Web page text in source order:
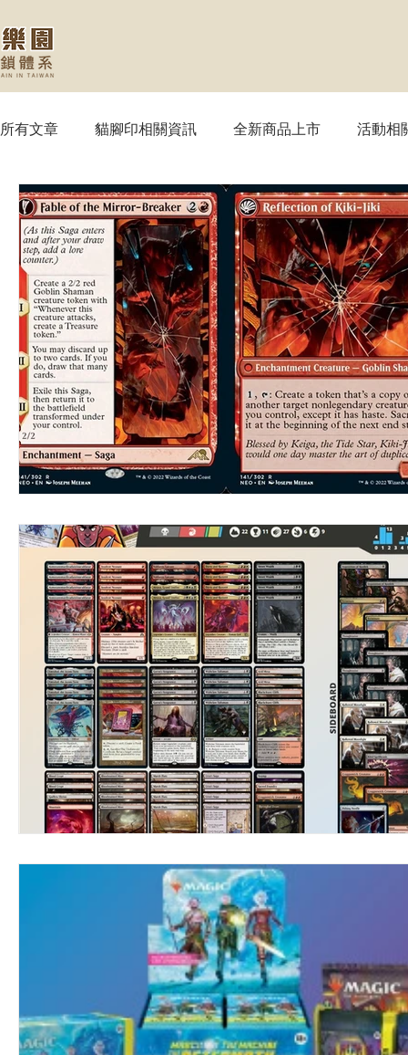
所有文章 貓腳印相關資訊 全新商品上市 活動相
【MTG】魔法風雲會 【PTCG】寶可夢 【WS
【SVE】闇影詩章 【WIXOSS】戰鬥少女 【VG
【OPTCG】航海王 【UA】UNION ARENA 【
【BS】Battle Spirits 【OSICA】OSICA 【
【BD】創之界限 【GCG】金牌來了